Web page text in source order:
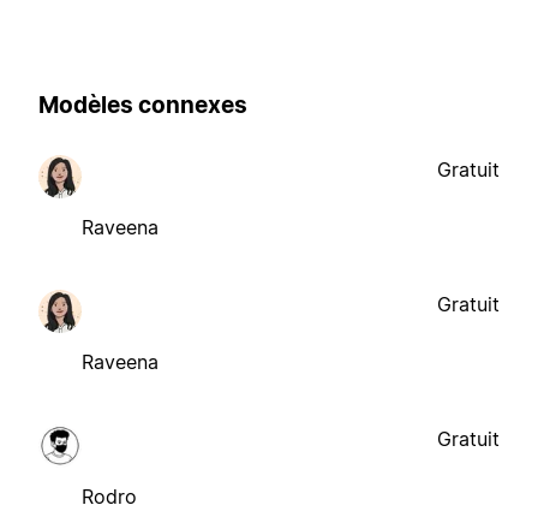
Modèles connexes
Raveena
Gratuit
Raveena
Gratuit
Rodro
Gratuit